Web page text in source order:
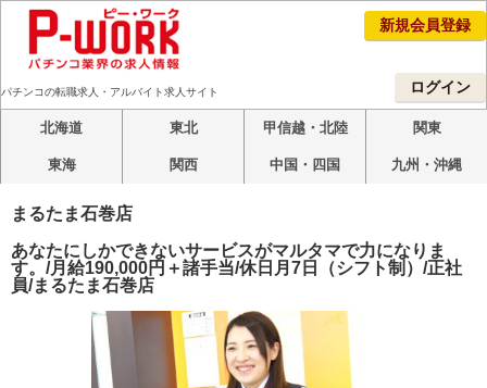
新規会員登録
ログイン
パチンコの転職求人・アルバイト求人サイト
北海道 東北 甲信越・北陸 関東
東海 関西 中国・四国 九州・沖縄
まるたま石巻店
あなたにしかできないサービスがマルタマで力になりま
す。/月給190,000円＋諸手当/休日月7日（シフト制）/正社
員/まるたま石巻店